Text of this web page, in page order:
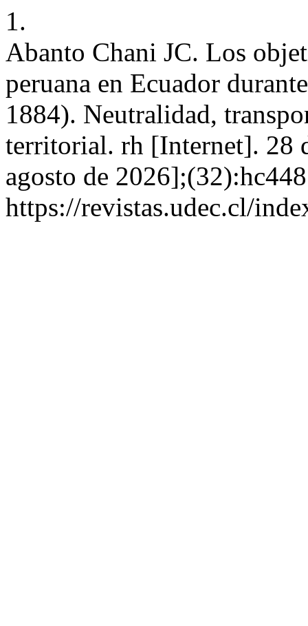
1.
Abanto Chani JC. Los
peruana en Ecuador
1884). Neutralidad,
territorial. rh [Internet]. 28
agosto de
https://revistas.udec.cl/